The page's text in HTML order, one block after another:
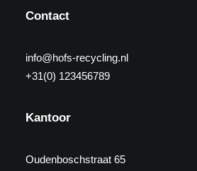
Contact
info@hofs-recycling.nl
+31(0) 123456789
Kantoor
Oudenboschstraat 65